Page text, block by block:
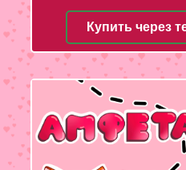
Купить через